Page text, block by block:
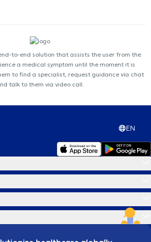
to-end solution that assists the user from the
a medical symptom until the moment it is
to find a specialist, request guidance via chat
talk to them via video call.
EN